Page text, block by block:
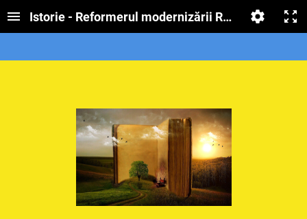
Istorie - Reformerul modernizării României final